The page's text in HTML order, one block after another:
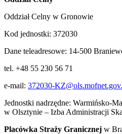
Oddział Celny w Gronowie
Kod jednostki: 372030
Dane teleadresowe: 14-500
tel. +48 55 230 56 71
e-mail: 372030-
Jednostki nadrzędne: Warmińsko-
w Olsztynie – Izba Administracji
Placówka Straży Granicznej w